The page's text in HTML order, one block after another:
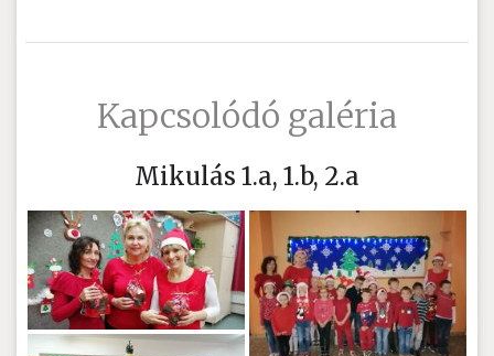
Kapcsolódó galéria
Mikulás 1.a, 1.b, 2.a